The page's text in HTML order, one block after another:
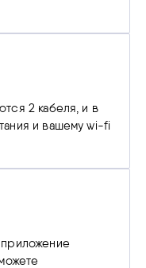
2 кабеля, и в
и вашему wi-fi
приложение